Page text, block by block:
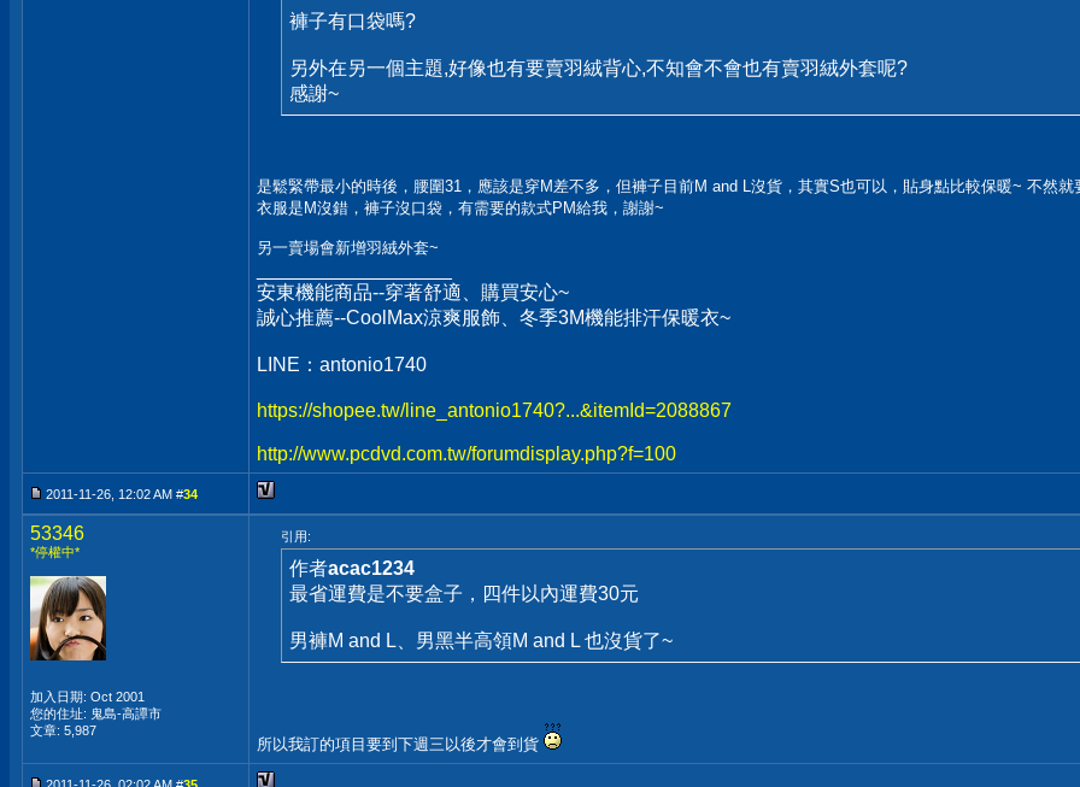
褲子有口袋嗎?
另外在另一個主題,好像也有要賣羽絨背心,不知會不會也有賣羽絨外套呢?
感謝~
是鬆緊帶最小的時後，腰圍31，應該是穿M差不多，但褲子目前M and L沒貨，其實S也可以，貼身點比較保暖~ 不然就
衣服是M沒錯，褲子沒口袋，有需要的款式PM給我，謝謝~
另一賣場會新增羽絨外套~
安東機能商品--穿著舒適、購買安心~
誠心推薦--CoolMax涼爽服飾、冬季3M機能排汗保暖衣~
LINE：antonio1740
https://shopee.tw/line_antonio1740?...&itemId=2088867
http://www.pcdvd.com.tw/forumdisplay.php?f=100
2011-11-26, 12:02 AM #34
53346
*停權中*
加入日期: Oct 2001
您的住址: 鬼島-高譚市
文章: 5,987
引用:
作者acac1234
最省運費是不要盒子，四件以內運費30元
男褲M and L、男黑半高領M and L 也沒貨了~
所以我訂的項目要到下週三以後才會到貨